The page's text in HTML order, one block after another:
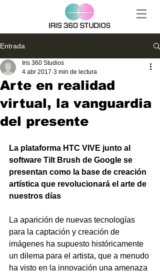
Entrada
Arte en realidad
virtual, la vanguardia
del presente
Iris 360 Studios
4 abr 2017 3 min de lectura
La plataforma HTC VIVE junto al
software Tilt Brush de Google se
presentan como la base de creación
artística que revolucionará el arte de
nuestros días
La aparición de nuevas tecnologías
para la captación y creación de
imágenes ha supuesto históricamente
un dilema para el artista, que a menudo
ha visto en la innovación una amenaza